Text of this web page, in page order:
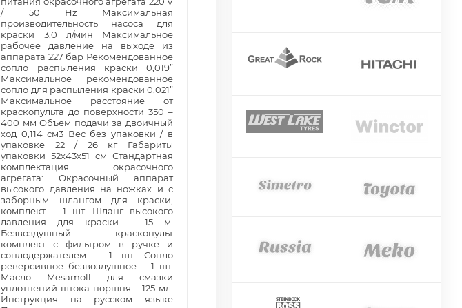
/ 50 Hz Максимальная
производительность насоса для
краски 3,0 л/мин Максимальное
рабочее давление на выходе из
аппарата 227 бар Рекомендованное
сопло распыления краски 0,019”
Максимальное рекомендованное
сопло для распыления краски 0,021”
Максимальное расстояние от
краскопульта до поверхности 350 –
400 мм Объем подачи за двоичный
ход 0,114 см3 Вес без упаковки / в
упаковке 22 / 26 кг Габариты
упаковки 52х43х51 см Стандартная
комплектация окрасочного
агрегата: Окрасочный аппарат
высокого давления на ножках и с
заборным шлангом для краски,
комплект – 1 шт. Шланг высокого
давления для краски – 15 м.
Безвоздушный краскопульт
комплект с фильтром в ручке и
соплодержателем – 1 шт. Сопло
реверсивное безвоздушное – 1 шт.
Масло Mesamoll для смазки
уплотнений штока поршня – 125 мл.
Инструкция на русском языке